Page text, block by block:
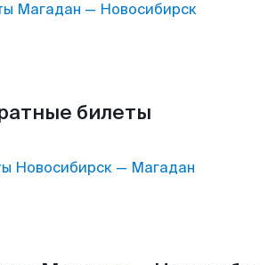
Магадан — Новосибирск
билеты
Новосибирск — Магадан